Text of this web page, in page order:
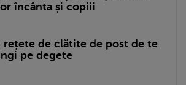
încânta și copiii
rețete de clătite de post de te
pe degete